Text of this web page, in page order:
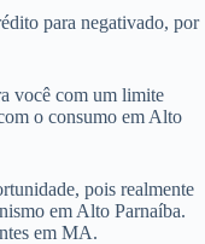
para negativado, por
você com um limite
o consumo em Alto
pois realmente
em Alto Parnaíba.
em MA.